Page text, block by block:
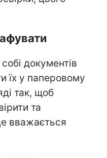
документів
їх у паперовому
так, щоб
та
вважається